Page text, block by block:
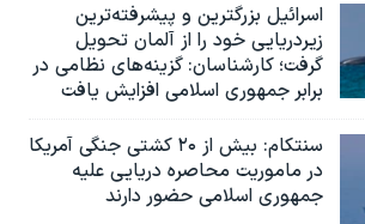
اسرائيل بزرگترین و پیشرفته‌ترین
زیردریایی خود را از آلمان تحویل
گرفت؛ کارشناسان: گزینه‌های نظامی در
برابر جمهوری اسلامی افزایش یافت
سنتکام: بیش از ۲۰ کشتی جنگی آمریکا
در ماموریت محاصره دریایی علیه
جمهوری اسلامی حضور دارند